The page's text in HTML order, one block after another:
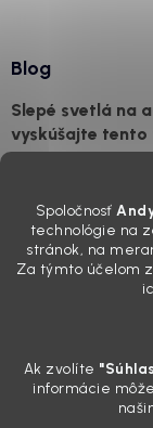
Spoločnosť
technológie na
stránok, na
Za týmto účelom
Ak zvolíte
informácie
Blog
Slepé svetlá na
vyskúšajte tento
skutočnosti je?
mliečny, drsný
svoje, plexisklo
Zabudnite na
Poznáte ten
„upratanom“ aute,
mriežkach